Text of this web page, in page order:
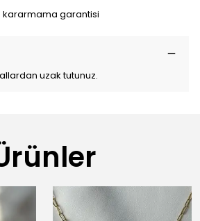
kararmama garantisi
uzak tutunuz.